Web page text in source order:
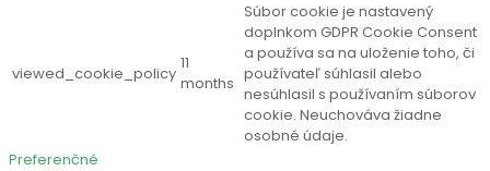
viewed_cookie_policy
11
months
Súbor cookie je nastavený
doplnkom GDPR Cookie Consent
a používa sa na uloženie toho, či
používateľ súhlasil alebo
nesúhlasil s používaním súborov
cookie. Neuchováva žiadne
osobné údaje.
Preferenčné